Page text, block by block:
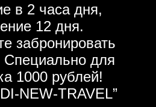
в 2 часа дня,
12 дня.
забронировать
Специально для
1000 рублей!
NEW-TRAVEL”